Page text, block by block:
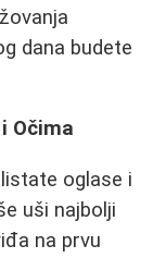
dana budete
Očima
oglase i
uši najbolji
na prvu